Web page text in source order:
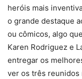
heróis mais
o grande destaque
ou cômicos, algo
Karen Rodriguez e
entregar os
ver os três reunidos